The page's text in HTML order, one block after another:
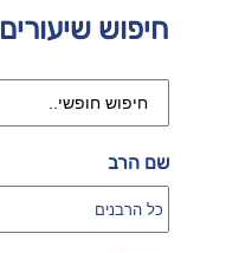
חיפוש שיעורים
שם הרב